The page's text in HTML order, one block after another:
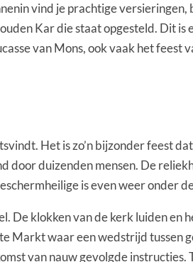
vind je prachtige
Kar die staat opgesteld. Dit
van Mons, ook vaak het feest
Het is zo’n bijzonder feest
duizenden mensen. De
is even weer onder
De klokken van de kerk luiden en
waar een wedstrijd tussen
van nauw gevolgde